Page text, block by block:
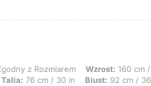
z Rozmiarem, Wzrost: 160 cm / 63 in,
z Rozmiarem Wzrost: 160 cm
Talia: 76 cm / 30 in Biust: 92 cm /